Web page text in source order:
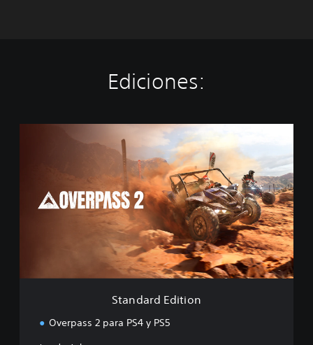
Ediciones:
t
Standard Edition
Overpass 2 para PS4 y PS5